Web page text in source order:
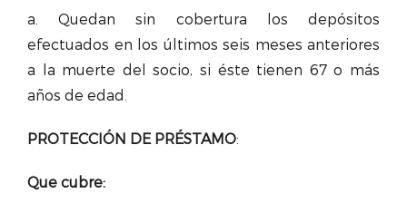
a. Quedan sin cobertura los depósitos
efectuados en los últimos seis meses anteriores
a la muerte del socio, si éste tienen 67 o más
años de edad.
PROTECCIÓN DE PRÉSTAMO:
Que cubre: